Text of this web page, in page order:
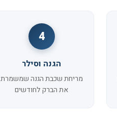
4
הגנה וסילר
מריחת שכבת הגנה שמשמרת
את הברק לחודשים